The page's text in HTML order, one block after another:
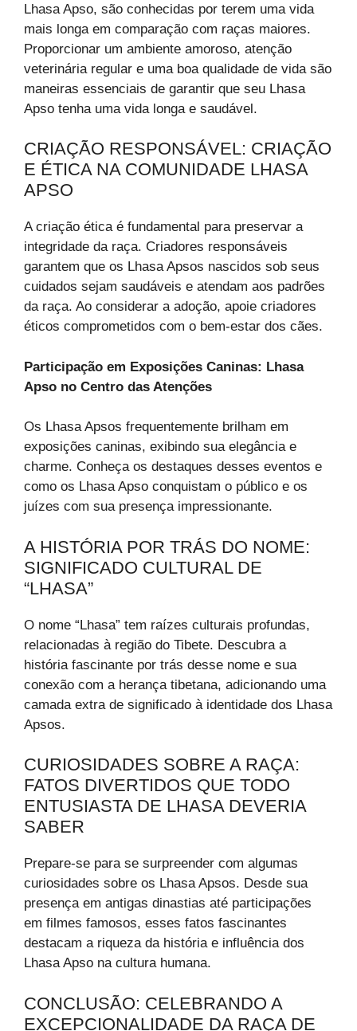
Lhasa Apso, são conhecidas por terem uma vida
mais longa em comparação com raças maiores.
Proporcionar um ambiente amoroso, atenção
veterinária regular e uma boa qualidade de vida são
maneiras essenciais de garantir que seu Lhasa
Apso tenha uma vida longa e saudável.
CRIAÇÃO RESPONSÁVEL: CRIAÇÃO
E ÉTICA NA COMUNIDADE LHASA
APSO
A criação ética é fundamental para preservar a
integridade da raça. Criadores responsáveis
garantem que os Lhasa Apsos nascidos sob seus
cuidados sejam saudáveis e atendam aos padrões
da raça. Ao considerar a adoção, apoie criadores
éticos comprometidos com o bem-estar dos cães.
Participação em Exposições Caninas: Lhasa
Apso no Centro das Atenções
Os Lhasa Apsos frequentemente brilham em
exposições caninas, exibindo sua elegância e
charme. Conheça os destaques desses eventos e
como os Lhasa Apso conquistam o público e os
juízes com sua presença impressionante.
A HISTÓRIA POR TRÁS DO NOME:
SIGNIFICADO CULTURAL DE
“LHASA”
O nome “Lhasa” tem raízes culturais profundas,
relacionadas à região do Tibete. Descubra a
história fascinante por trás desse nome e sua
conexão com a herança tibetana, adicionando uma
camada extra de significado à identidade dos Lhasa
Apsos.
CURIOSIDADES SOBRE A RAÇA:
FATOS DIVERTIDOS QUE TODO
ENTUSIASTA DE LHASA DEVERIA
SABER
Prepare-se para se surpreender com algumas
curiosidades sobre os Lhasa Apsos. Desde sua
presença em antigas dinastias até participações
em filmes famosos, esses fatos fascinantes
destacam a riqueza da história e influência dos
Lhasa Apso na cultura humana.
CONCLUSÃO: CELEBRANDO A
EXCEPCIONALIDADE DA RAÇA DE